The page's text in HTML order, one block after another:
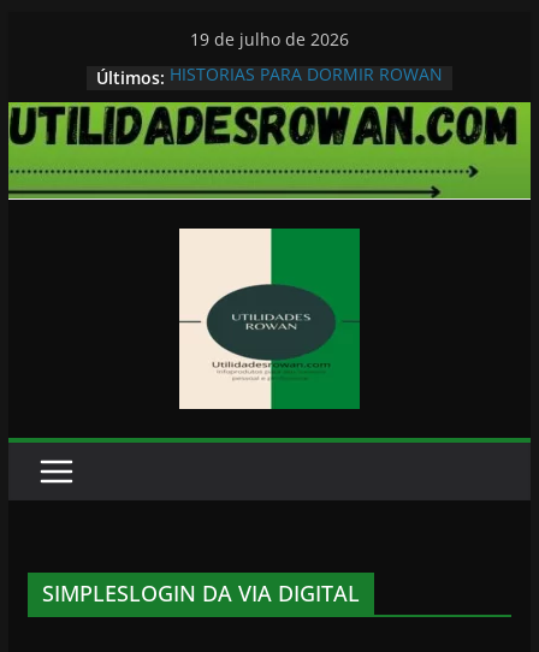
conteúdo
19 de julho de 2026
Últimos: HISTORIAS PARA DORMIR ROWAN
SIMPLESLOGIN DA VIA DIGITAL